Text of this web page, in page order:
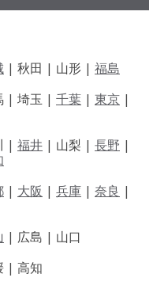
| 秋田 | 山形 | 福島
| 埼玉 | 千葉 | 東京 |
| 福井 | 山梨 | 長野 |
| 大阪 | 兵庫 | 奈良 |
| 広島 | 山口
| 高知